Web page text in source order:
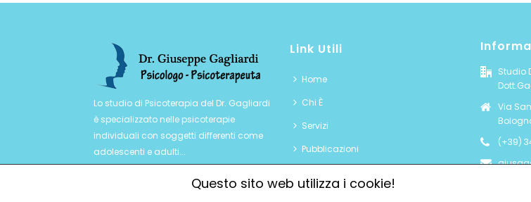
Lo studio di Psicoterapia del Dr. Gagliardi
è specializzato nelle psicoterapie
individuali con soggetti differenti come
adolescenti e adulti...
Link Utili
Home
Chi È
Servizi
Pubblicazioni
Studio
Via
(+39)
Questo sito web utilizza i cookie!